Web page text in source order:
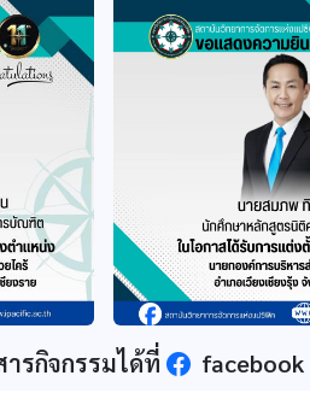
รกิจกรรมได้ที่